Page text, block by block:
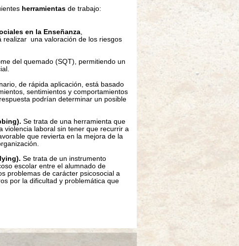
herramientasde trabajo:
en la Enseñanza,
realizar una valoración de los riesgos
del quemado (SQT), permitiendo un
de rápida aplicación, está basado
sentimientos y comportamientos
podrían determinar un posible
Se trata de una herramienta que
violencia laboral sin tener que recurrir a
que revierta en la mejora de la
Se trata de un instrumento
escolar entre el alumnado de
problemas de carácter psicosocial a
por la dificultad y problemática que